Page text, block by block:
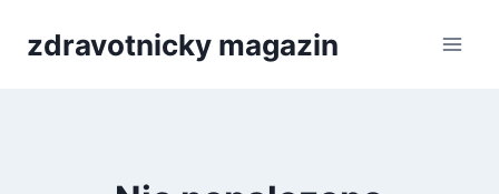
zdravotnicky magazin